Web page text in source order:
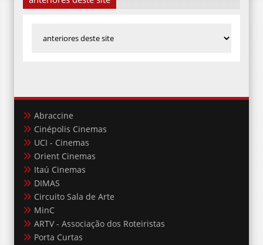
Abraccine
Cinépolis Cinemas
UCI - Cinemas
Orient Cinemas
Itaú Cinemas
DIMAS
Circuito Sala de Arte
MinC
ARTV - Associação dos Roteiristas
Porta Curtas